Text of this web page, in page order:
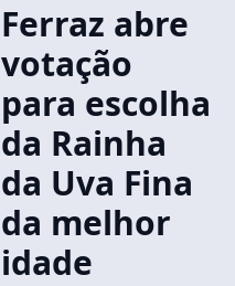
Ferraz abre
votação
para escolha
da Rainha
da Uva Fina
da melhor
idade